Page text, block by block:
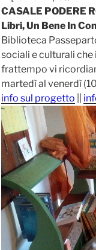
CASALE PODERE
Libri, Un Bene In
Biblioteca
sociali e culturali che
frattempo vi
martedì al venerdì
info sul progetto